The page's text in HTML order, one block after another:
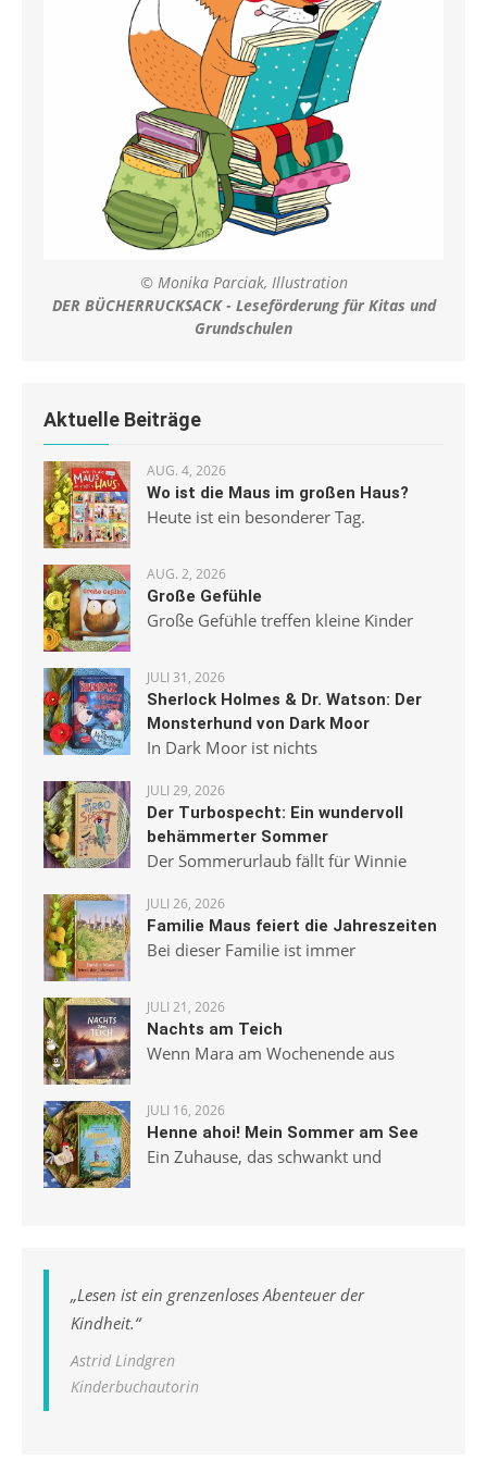
© Monika Parciak, Illustration
DER BÜCHERRUCKSACK - Leseförderung für Kitas und
Grundschulen
Aktuelle Beiträge
AUG. 4, 2026
Wo ist die Maus im großen Haus?
Heute ist ein besonderer Tag.
AUG. 2, 2026
Große Gefühle
Große Gefühle treffen kleine Kinder
JULI 31, 2026
Sherlock Holmes & Dr. Watson: Der
Monsterhund von Dark Moor
In Dark Moor ist nichts
JULI 29, 2026
Der Turbospecht: Ein wundervoll
behämmerter Sommer
Der Sommerurlaub fällt für Winnie
JULI 26, 2026
Familie Maus feiert die Jahreszeiten
Bei dieser Familie ist immer
JULI 21, 2026
Nachts am Teich
Wenn Mara am Wochenende aus
JULI 16, 2026
Henne ahoi! Mein Sommer am See
Ein Zuhause, das schwankt und
„Lesen ist ein grenzenloses Abenteuer der
Kindheit.“
Astrid Lindgren
Kinderbuchautorin